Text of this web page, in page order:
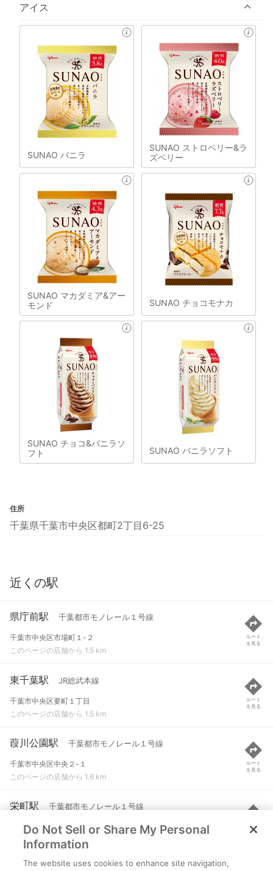
アイス
SUNAO バニラ
SUNAO ストロベリー&ラ
ズベリー
SUNAO マカダミア&アー
モンド
SUNAO チョコモナカ
SUNAO チョコ&バニラソ
フト
SUNAO バニラソフト
住所
千葉県千葉市中央区都町2丁目6-25
近くの駅
県庁前駅 千葉都市モノレール１号線
千葉市中央区市場町１-２
このページの店舗から 1.5 km
ルート
を見る
東千葉駅 JR総武本線
千葉市中央区要町１丁目
このページの店舗から 1.5 km
ルート
を見る
葭川公園駅 千葉都市モノレール１号線
千葉市中央区中央２-１
このページの店舗から 1.6 km
ルート
を見る
栄町駅 千葉都市モノレール１号線
千葉市中央区栄町２９-９
このページの店舗から 1.7 km
ルート
を見る
Do Not Sell or Share My Personal
Information
The website uses cookies to enhance site navigation,